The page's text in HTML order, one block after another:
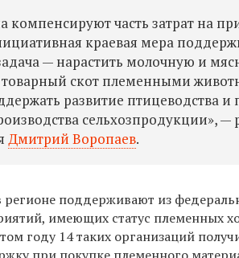
компенсируют часть затрат на
краевая мера
— нарастить молочную и
товарный скот племенными
развитие птицеводства и
сельхозпродукции», —
Дмитрий Воропаев.
поддерживают из
имеющих статус племенных
году 14 таких организаций